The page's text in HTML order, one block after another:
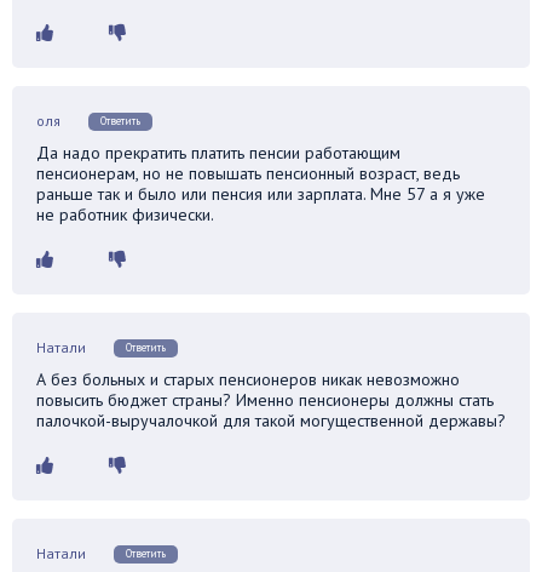
оля Ответить
Да надо прекратить платить пенсии работающим
пенсионерам, но не повышать пенсионный возраст, ведь
раньше так и было или пенсия или зарплата. Мне 57 а я уже
не работник физически.
Натали Ответить
А без больных и старых пенсионеров никак невозможно
повысить бюджет страны? Именно пенсионеры должны стать
палочкой-выручалочкой для такой могущественной державы?
Натали Ответить